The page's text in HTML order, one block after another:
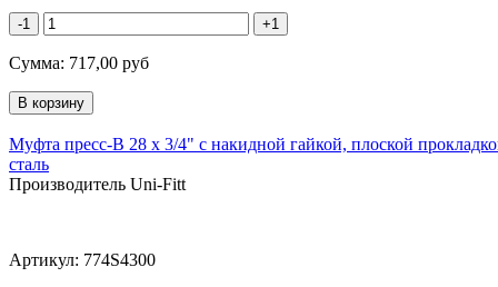
-1 +1
Сумма: 717,00 руб
Муфта пресс-В 28 х 3/4" с накидной гайкой, плоской
сталь
Производитель Uni-Fitt
Артикул: 774S4300